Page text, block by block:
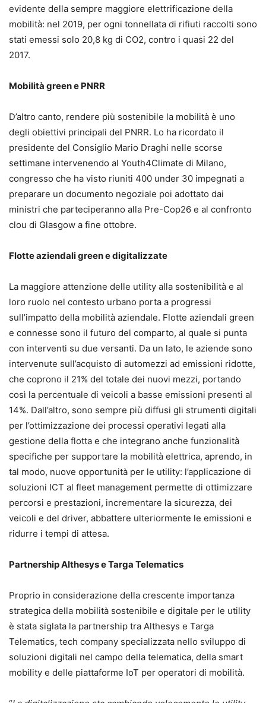
evidente della sempre maggiore elettrificazione della
mobilità: nel 2019, per ogni tonnellata di rifiuti raccolti sono
stati emessi solo 20,8 kg di CO2, contro i quasi 22 del
2017.
Mobilità green e PNRR
D’altro canto, rendere più sostenibile la mobilità è uno
degli obiettivi principali del PNRR. Lo ha ricordato il
presidente del Consiglio Mario Draghi nelle scorse
settimane intervenendo al Youth4Climate di Milano,
congresso che ha visto riuniti 400 under 30 impegnati a
preparare un documento negoziale poi adottato dai
ministri che parteciperanno alla Pre-Cop26 e al confronto
clou di Glasgow a fine ottobre.
Flotte aziendali green e digitalizzate
La maggiore attenzione delle utility alla sostenibilità e al
loro ruolo nel contesto urbano porta a progressi
sull’impatto della mobilità aziendale. Flotte aziendali green
e connesse sono il futuro del comparto, al quale si punta
con interventi su due versanti. Da un lato, le aziende sono
intervenute sull’acquisto di automezzi ad emissioni ridotte,
che coprono il 21% del totale dei nuovi mezzi, portando
così la percentuale di veicoli a basse emissioni presenti al
14%. Dall’altro, sono sempre più diffusi gli strumenti digitali
per l’ottimizzazione dei processi operativi legati alla
gestione della flotta e che integrano anche funzionalità
specifiche per supportare la mobilità elettrica, aprendo, in
tal modo, nuove opportunità per le utility: l’applicazione di
soluzioni ICT al fleet management permette di ottimizzare
percorsi e prestazioni, incrementare la sicurezza, dei
veicoli e del driver, abbattere ulteriormente le emissioni e
ridurre i tempi di attesa.
Partnership Althesys e Targa Telematics
Proprio in considerazione della crescente importanza
strategica della mobilità sostenibile e digitale per le utility
è stata siglata la partnership tra Althesys e Targa
Telematics, tech company specializzata nello sviluppo di
soluzioni digitali nel campo della telematica, della smart
mobility e delle piattaforme IoT per operatori di mobilità.